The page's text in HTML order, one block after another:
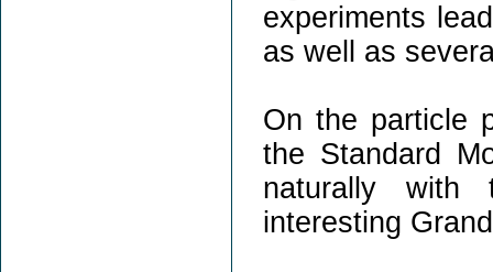
experiments
as well as
On the particle
the Standard
naturally with
interesting